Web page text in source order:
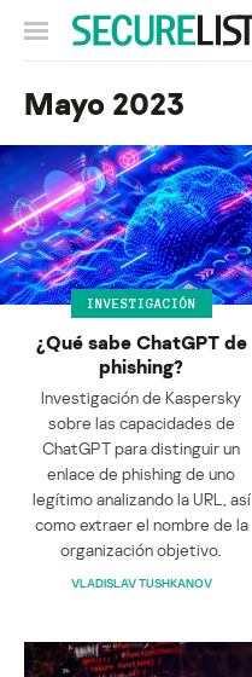
Mayo 2023
INVESTIGACIÓN
¿Qué sabe ChatGPT de
phishing?
Investigación de Kaspersky
sobre las capacidades de
ChatGPT para distinguir un
enlace de phishing de uno
legítimo analizando la URL, así
como extraer el nombre de la
organización objetivo.
VLADISLAV TUSHKANOV